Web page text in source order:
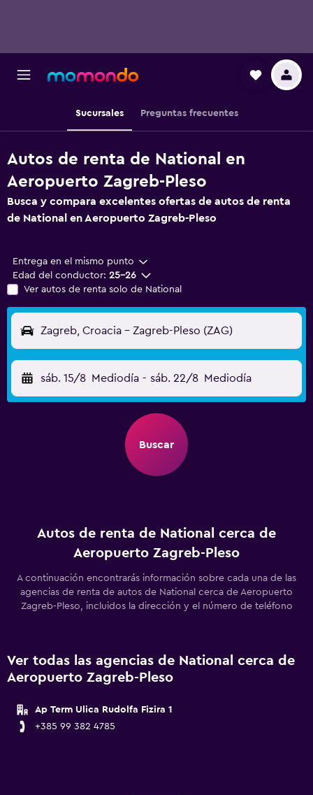
Sucursales Preguntas frecuentes
Autos de renta de National en
Aeropuerto Zagreb-Pleso
Busca y compara excelentes ofertas de autos de renta
de National en Aeropuerto Zagreb-Pleso
Entrega en el mismo punto
Edad del conductor: 25-26
Ver autos de renta solo de National
Zagreb, Croacia - Zagreb-Pleso (ZAG)
sáb. 15/8 Mediodía - sáb. 22/8 Mediodía
Buscar
Autos de renta de National cerca de
Aeropuerto Zagreb-Pleso
A continuación encontrarás información sobre cada una de las
agencias de renta de autos de National cerca de Aeropuerto
Zagreb-Pleso, incluidos la dirección y el número de teléfono
Ver todas las agencias de National cerca de
Aeropuerto Zagreb-Pleso
Ap Term Ulica Rudolfa Fizira 1
+385 99 382 4785